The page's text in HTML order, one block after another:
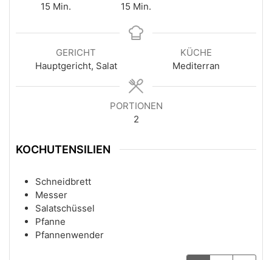
15 Min.
15 Min.
GERICHT
Hauptgericht, Salat
KÜCHE
Mediterran
PORTIONEN
2
KOCHUTENSILIEN
Schneidbrett
Messer
Salatschüssel
Pfanne
Pfannenwender